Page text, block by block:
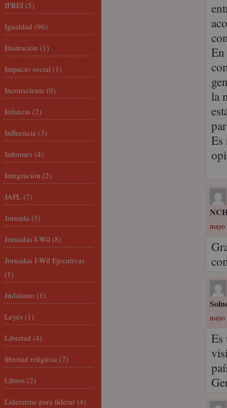
la
Es
mayo
mayo
Es
IFREI (5)
Igualdad (96)
Ilustración (1)
Impacto social (1)
Inconsciente (0)
Infancia (2)
Influencia (3)
Informes (4)
Integración (2)
JAPL (7)
Jornada (3)
Jornadas I-Wil (8)
Jornadas I-Wil Ejecutivas
(1)
Judaísmo (1)
Leyes (1)
Libertad (4)
libertad religiosa (7)
Libros (2)
Liderarme para liderar (4)